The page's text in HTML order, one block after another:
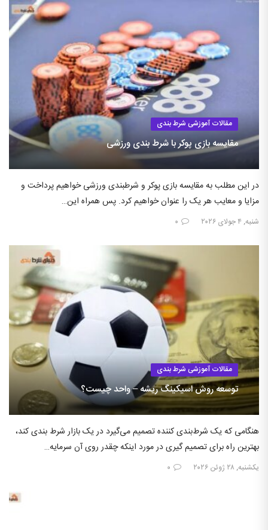
مقالات آموزشی شرط بندی
مقایسه بازی پوکر با شرط بندی ورزشی
در این مطلب به مقایسه بازی پوکر و شرطبندی ورزشی خواهیم پرداخت و
مزایا و معایب هر یک را عنوان خواهیم کرد. پس همراه این…
شنبه, ۴ جولای ۲۰۲۶ ۰
مقالات آموزشی شرط بندی
توسعه روش اسیکینگ ریشه – واحد چیست؟
هنگامی که یک شرط‌بندی کننده تصمیم می‌گیرد در یک بازار شرط بندی کند،
بهترین راه برای تصمیم گیری در مورد اینکه چقدر روی آن سرمایه…
یکشنبه, ۲۸ ژوئن ۲۰۲۶ ۰